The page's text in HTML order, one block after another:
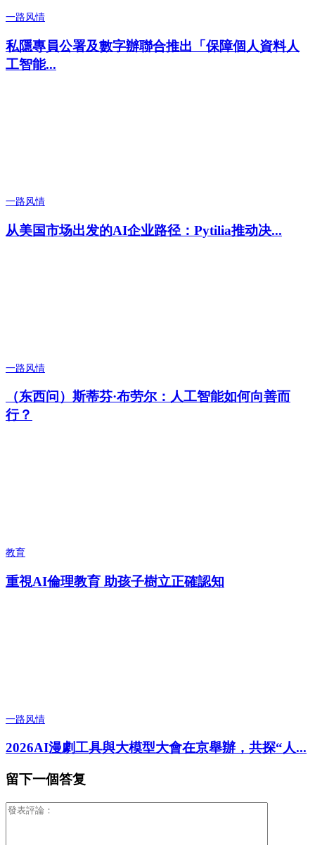
一路风情
私隱專員公署及數字辦聯合推出「保障個人資料人
工智能...
一路风情
从美国市场出发的AI企业路径：Pytilia推动决...
一路风情
（东西问）斯蒂芬·布劳尔：人工智能如何向善而
行？
教育
重視AI倫理教育 助孩子樹立正確認知
一路风情
2026AI漫劇工具與大模型大會在京舉辦，共探“人...
留下一個答复